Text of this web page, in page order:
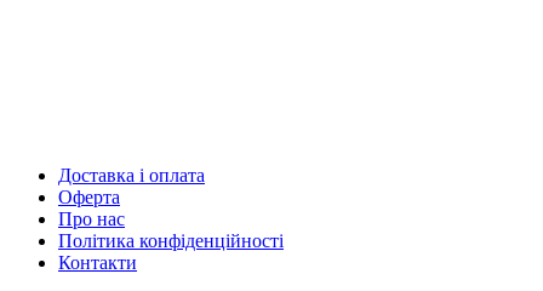
Доставка і оплата
Оферта
Про нас
Політика конфіденційності
Контакти